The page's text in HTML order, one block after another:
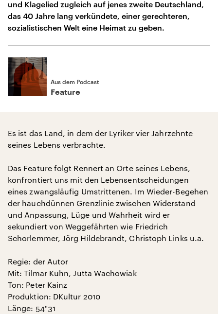
und Klagelied zugleich auf jenes zweite Deutschland,
das 40 Jahre lang verkündete, einer gerechteren,
sozialistischen Welt eine Heimat zu geben.
Aus dem Podcast
Feature
Es ist das Land, in dem der Lyriker vier Jahrzehnte
seines Lebens verbrachte.
Das Feature folgt Rennert an Orte seines Lebens,
konfrontiert uns mit den Lebensentscheidungen
eines zwangsläufig Umstrittenen. Im Wieder-Begehen
der hauchdünnen Grenzlinie zwischen Widerstand
und Anpassung, Lüge und Wahrheit wird er
sekundiert von Weggefährten wie Friedrich
Schorlemmer, Jörg Hildebrandt, Christoph Links u.a.
Regie: der Autor
Mit: Tilmar Kuhn, Jutta Wachowiak
Ton: Peter Kainz
Produktion: DKultur 2010
Länge: 54"31